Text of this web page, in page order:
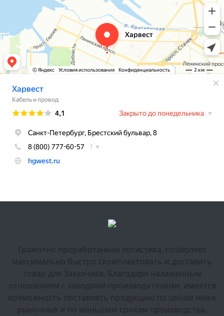
Грамотно проработанная логистика, позволяет
максимально быстро скомплектовать и доставить
товар для Заказчика. Благодаря налаженным
отношениям с заводами-производителями, имеется
возможность поставлять продукцию по ценам ниже
рыночных и по меньшим срокам производства.